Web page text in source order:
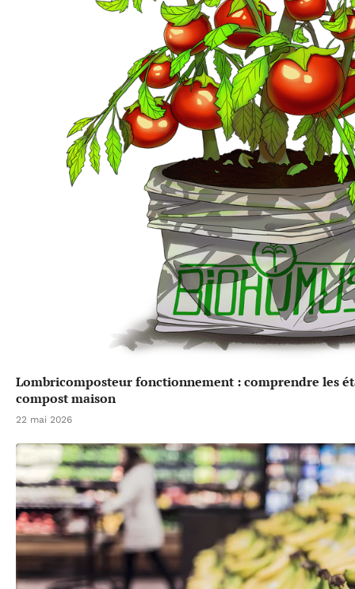
Lombricomposteur fonctionnement : comprendre les
compost maison
22 mai 2026